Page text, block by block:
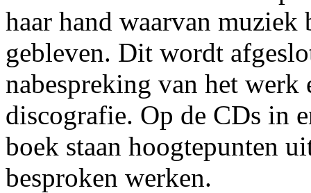
haar hand waarvan muziek
gebleven. Dit wordt
nabespreking van het werk
discografie. Op de CDs in
boek staan hoogtepunten
besproken werken.